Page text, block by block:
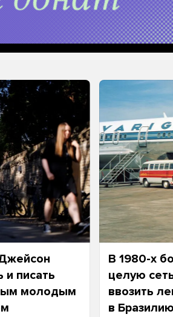
писать
молодым
В 1980-х
целую
ввозить
в Бразилию